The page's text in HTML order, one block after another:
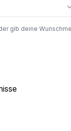
gib deine